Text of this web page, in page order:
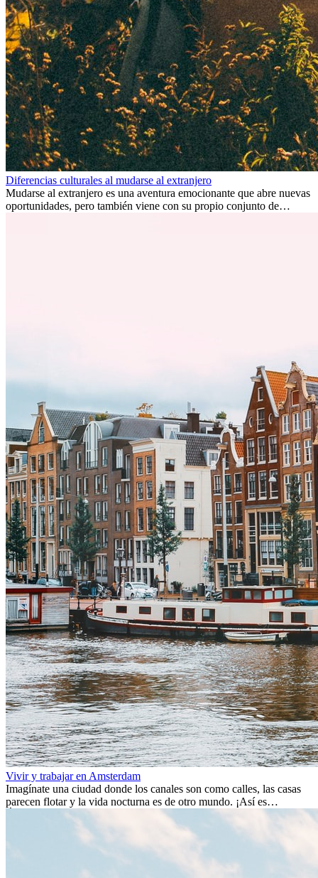
Diferencias culturales al mudarse al extranjero
Mudarse al extranjero es una aventura emocionante que abre nuevas
oportunidades, pero también viene con su propio conjunto de
Vivir y trabajar en Amsterdam
Imagínate una ciudad donde los canales son como calles, las casas
parecen flotar y la vida nocturna es de otro mundo. ¡Así es
Ámsterdam! Esta ciudad holandesa, ubicada en el oeste de Europa,
es un verdadero crisol de culturas. Con más de 800.000 habitantes,
entre ellos un montón de extranjeros, aquí encontrarás de todo:
desde tradiciones milenarias hasta las últimas tendencias.